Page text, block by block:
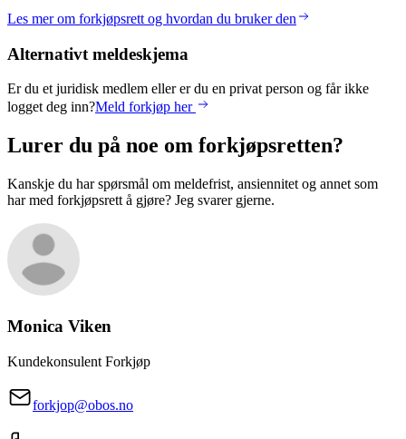
Les mer om forkjøpsrett og hvordan du bruker den
Alternativt meldeskjema
Er du et juridisk medlem eller er du en privat person og får ikke
logget deg inn?Meld forkjøp her
Lurer du på noe om forkjøpsretten?
Kanskje du har spørsmål om meldefrist, ansiennitet og annet som
har med forkjøpsrett å gjøre? Jeg svarer gjerne.
Monica Viken
Kundekonsulent Forkjøp
forkjop@obos.no